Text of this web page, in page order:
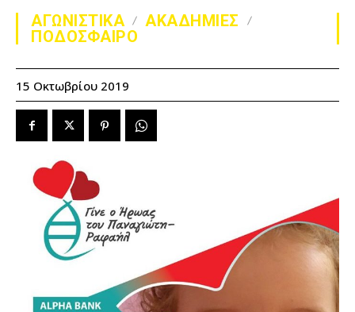
ΑΓΩΝΙΣΤΙΚΑ
ΑΚΑΔΗΜΙΕΣ
ΠΟΔΟΣΦΑΙΡΟ
15 Οκτωβρίου 2019